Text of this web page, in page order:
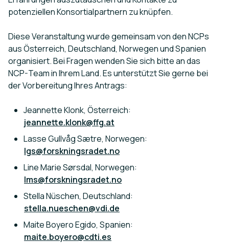
potenziellen Konsortialpartnern zu knüpfen.
Diese Veranstaltung wurde gemeinsam von den NCPs
aus Österreich, Deutschland, Norwegen und Spanien
organisiert. Bei Fragen wenden Sie sich bitte an das
NCP-Team in Ihrem Land. Es unterstützt Sie gerne bei
der Vorbereitung Ihres Antrags:
Jeannette Klonk, Österreich:
jeannette.klonk@ffg.at
Lasse Gullvåg Sætre, Norwegen:
lgs@forskningsradet.no
Line Marie Sørsdal, Norwegen:
lms@forskningsradet.no
Stella Nüschen, Deutschland:
stella.nueschen@vdi.de
Maite Boyero Egido, Spanien:
maite.boyero@cdti.es